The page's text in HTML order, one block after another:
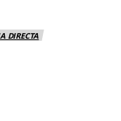
DIRECTA